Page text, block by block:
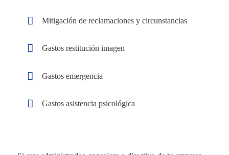
Mitigación de reclamaciones y circunstancias
Gastos restitución imagen
Gastos emergencia
Gastos asistencia psicológica